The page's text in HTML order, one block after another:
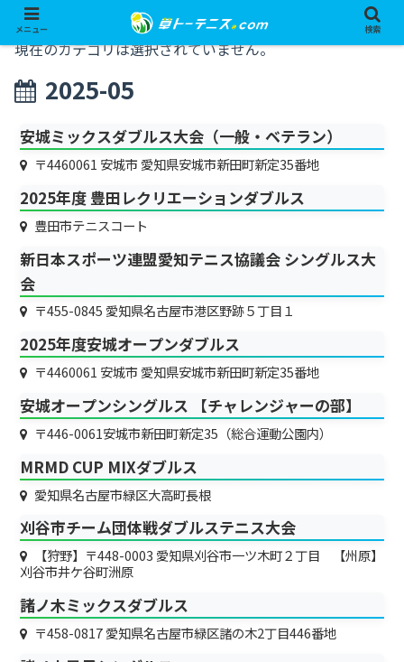
現在のカテゴリは選択されていません。
2025-05
安城ミックスダブルス大会（一般・ベテラン）
〒4460061 安城市 愛知県安城市新田町新定35番地
2025年度 豊田レクリエーションダブルス
豊田市テニスコート
新日本スポーツ連盟愛知テニス協議会 シングルス大
会
〒455-0845 愛知県名古屋市港区野跡５丁目１
2025年度安城オープンダブルス
〒4460061 安城市 愛知県安城市新田町新定35番地
安城オープンシングルス 【チャレンジャーの部】
〒446-0061安城市新田町新定35（総合運動公園内）
MRMD CUP MIXダブルス
愛知県名古屋市緑区大高町長根
刈谷市チーム団体戦ダブルステニス大会
【狩野】〒448-0003 愛知県刈谷市一ツ木町２丁目 【州原】
刈谷市井ケ谷町洲原
諸ノ木ミックスダブルス
〒458-0817 愛知県名古屋市緑区諸の木2丁目446番地
メニュー 検索